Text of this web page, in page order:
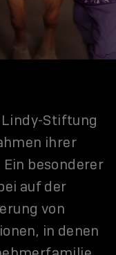
Stiftung
ihrer
besonderer
auf der
von
in denen